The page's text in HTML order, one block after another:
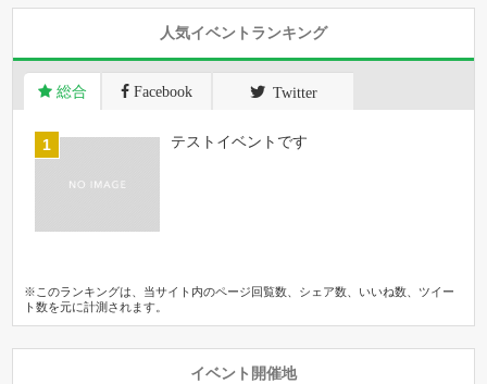
人気イベントランキング
総合 Facebook Twitter
テストイベントです
※このランキングは、当サイト内のページ回覧数、シェア数、いいね数、ツイー
ト数を元に計測されます。
イベント開催地